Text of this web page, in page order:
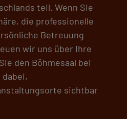
teil. Wenn Sie
die professionelle
Betreuung
wir uns über Ihre
den Böhmesaal bei
dabei,
sichtbar